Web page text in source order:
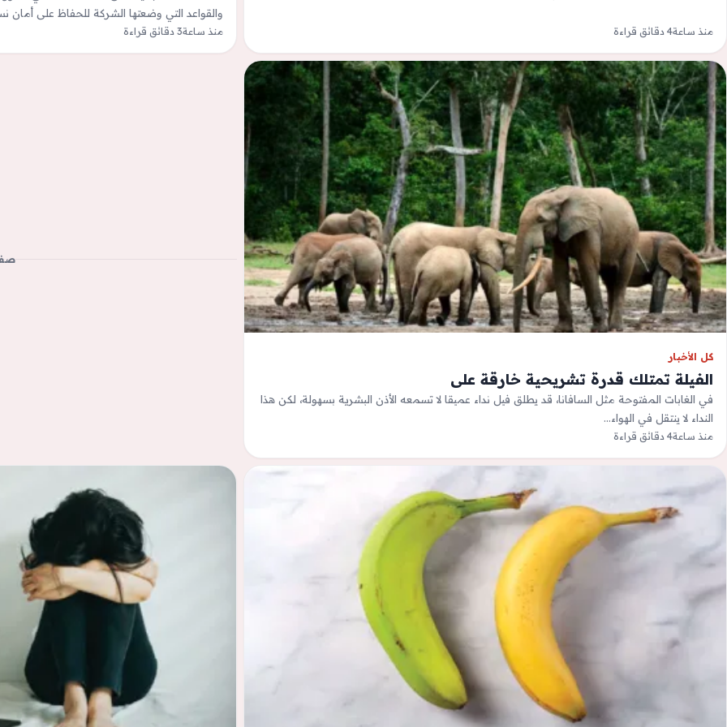
منذ ساعة4 دقائق قراءة
والقواعد التي وضعتها الشركة للحفاظ على أمان
منذ ساعة3 دقائق قراءة
كل الأخبار
الفيلة تمتلك قدرة تشريحية خارقة على
في الغابات المفتوحة مثل السافانا، قد يطلق فيل نداء عميقا لا تسمعه الأذن البشرية بسهولة، لكن هذا
النداء لا ينتقل في الهواء…
منذ ساعة4 دقائق قراءة